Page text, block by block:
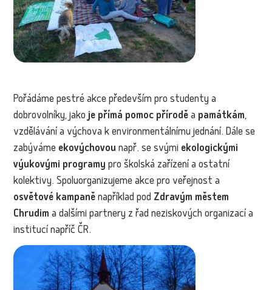
Pořádáme pestré akce především pro studenty a
dobrovolníky, jakoje přímá pomoc příroděa památkám,
vzdělávání a výchova k environmentálnímu jednání. Dále se
zabýváme ekovýchovou např. se svými ekologickými
výukovými programy pro školská zařízení a ostatní
kolektivy. Spoluorganizujeme akce pro veřejnost a
osvětové kampaněnapříklad pod Zdravým městem
Chrudim a dalšími partnery z řad neziskových organizací a
institucí napříč ČR.